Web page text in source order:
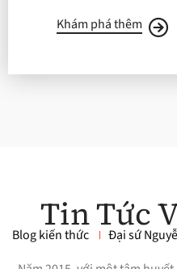
Khám phá thêm
Tin Tức
Blog kiến thức Đại sứ